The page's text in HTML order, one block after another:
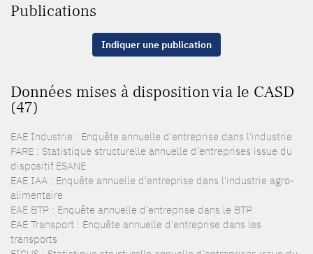
Publications
Indiquer une publication
Données mises à disposition via le CASD
(47)
EAE Industrie : Enquête annuelle d'entreprise dans l'industrie
FARE : Statistique structurelle annuelle d’entreprises issue du
dispositif ESANE
EAE IAA : Enquête annuelle d'entreprise dans l'industrie agro-
alimentaire
EAE BTP : Enquête annuelle d'entreprise dans le BTP
EAE Transport : Enquête annuelle d'entreprise dans les
transports